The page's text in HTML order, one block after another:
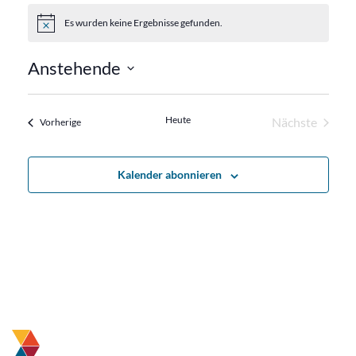
HinweisEs wurden keine Ergebnisse gefunden.
Anstehende
Datum
VorherigeVeranstaltungen Heute
Nächste
Kalender abonnieren